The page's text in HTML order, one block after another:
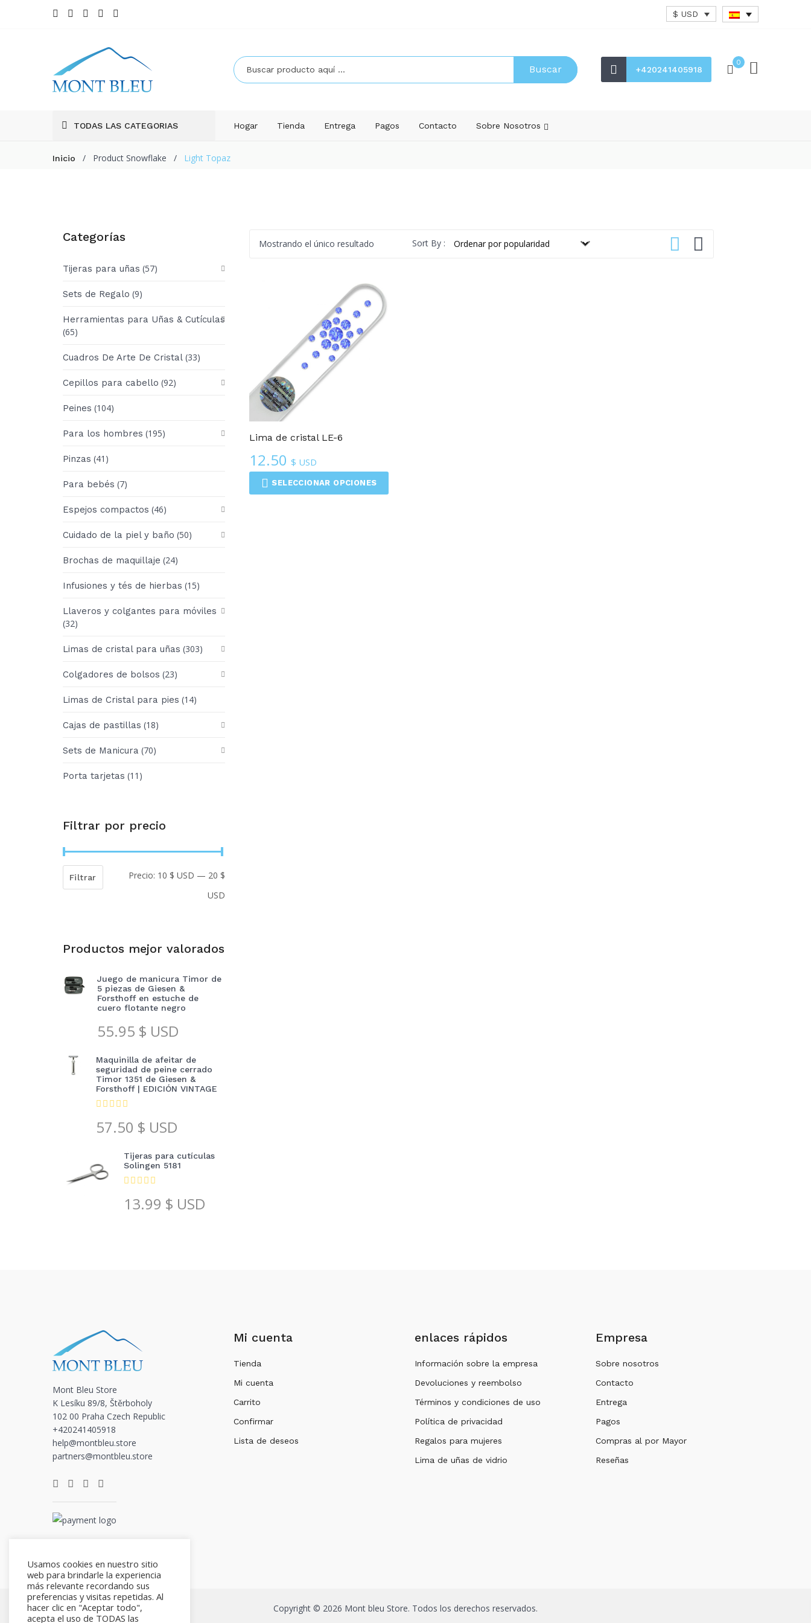
$ USD
Buscar +420241405918
0
TODAS LAS CATEGORIAS Hogar Tienda Entrega Pagos Contacto Sobre Nosotros
Inicio / Product Snowflake / Light Topaz
Categorías
Tijeras para uñas (57)
Sets de Regalo (9)
Herramientas para Uñas & Cutículas
(65)
Cuadros De Arte De Cristal (33)
Cepillos para cabello (92)
Peines (104)
Para los hombres (195)
Pinzas (41)
Para bebés (7)
Espejos compactos (46)
Cuidado de la piel y baño (50)
Brochas de maquillaje (24)
Infusiones y tés de hierbas (15)
Llaveros y colgantes para móviles
(32)
Limas de cristal para uñas (303)
Colgadores de bolsos (23)
Limas de Cristal para pies (14)
Cajas de pastillas (18)
Sets de Manicura (70)
Porta tarjetas (11)
Filtrar por precio
Filtrar Precio: 10 $ USD — 20 $
USD
Productos mejor valorados
Juego de manicura Timor de
5 piezas de Giesen &
Forsthoff en estuche de
cuero flotante negro
55.95 $ USD
Maquinilla de afeitar de
seguridad de peine cerrado
Timor 1351 de Giesen &
Forsthoff | EDICIÓN VINTAGE
57.50 $ USD
Tijeras para cutículas
Solingen 5181
13.99 $ USD
Mostrando el único resultado Sort By :
Edición De LUJO
Lima de cristal LE-6
12.50 $ USD
SELECCIONAR OPCIONES
Mont Bleu Store
K Lesíku 89/8, Štěrboholy
102 00 Praha Czech Republic
+420241405918
help@montbleu.store
partners@montbleu.store
Mi cuenta
Tienda
Mi cuenta
Carrito
Confirmar
Lista de deseos
enlaces rápidos
Información sobre la empresa
Devoluciones y reembolso
Términos y condiciones de uso
Política de privacidad
Regalos para mujeres
Lima de uñas de vidrio
Empresa
Sobre nosotros
Contacto
Entrega
Pagos
Compras al por Mayor
Reseñas
Copyright © 2026 Mont bleu Store. Todos los derechos reservados.
Usamos cookies en nuestro sitio
web para brindarle la experiencia
más relevante recordando sus
preferencias y visitas repetidas. Al
hacer clic en "Aceptar todo",
acepta el uso de TODAS las